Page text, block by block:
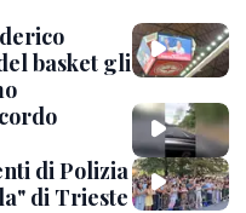
basket gli
di Polizia
di Trieste